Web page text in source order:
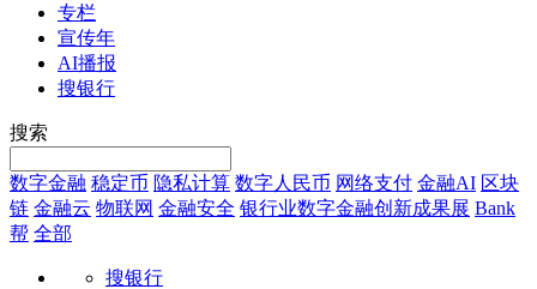
专栏
宣传年
AI播报
搜银行
搜索
数字金融 稳定币 隐私计算 数字人民币 网络支付 金融AI 区块
链 金融云 物联网 金融安全 银行业数字金融创新成果展 Bank
帮 全部
搜银行